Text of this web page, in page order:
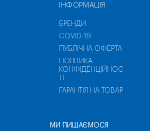
ІНФОРМАЦІЯ
БРЕНДИ
COVID-19
ПУБЛІЧНА ОФЕРТА
ПОЛІТИКА
КОНФІДЕНЦІЙНОС
ГАРАНТІЯ НА ТОВАР
МИ ПИШАЄМОСЯ